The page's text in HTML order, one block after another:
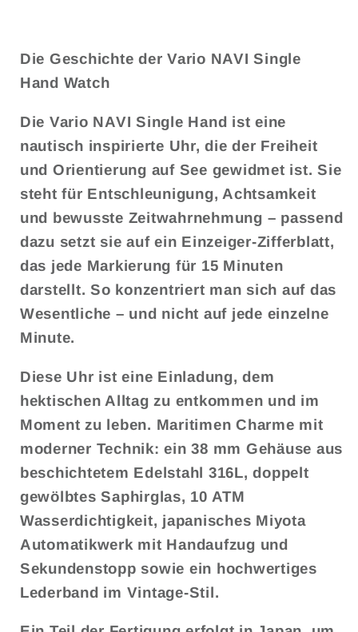
Die Geschichte der Vario NAVI Single
Hand Watch
Die Vario NAVI Single Hand ist eine
nautisch inspirierte Uhr, die der Freiheit
und Orientierung auf See gewidmet ist. Sie
steht für Entschleunigung, Achtsamkeit
und bewusste Zeitwahrnehmung – passend
dazu setzt sie auf ein Einzeiger-Zifferblatt,
das jede Markierung für 15 Minuten
darstellt. So konzentriert man sich auf das
Wesentliche – und nicht auf jede einzelne
Minute.
Diese Uhr ist eine Einladung, dem
hektischen Alltag zu entkommen und im
Moment zu leben. Maritimen Charme mit
moderner Technik: ein38 mm Gehäuse aus
beschichtetem Edelstahl 316L,doppelt
gewölbtes Saphirglas, 10 ATM
Wasserdichtigkeit, japanisches Miyota
Automatikwerk mit Handaufzug und
Sekundenstopp sowie ein hochwertiges
Lederband im Vintage-Stil.